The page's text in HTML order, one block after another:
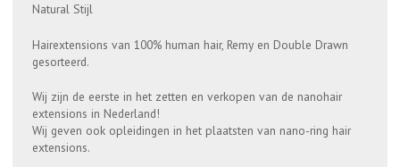
Natural Stijl
Hairextensions van 100% human hair, Remy en Double Drawn
gesorteerd.
Wij zijn de eerste in het zetten en verkopen van de nanohair
extensions in Nederland!
Wij geven ook opleidingen in het plaatsten van nano-ring hair
extensions.